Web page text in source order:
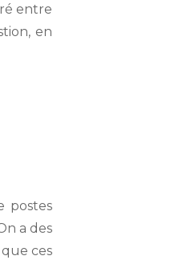
entre
en
postes
a des
ces